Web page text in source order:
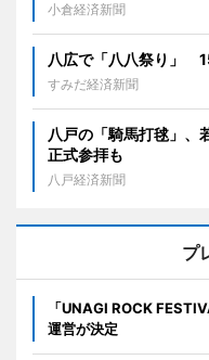
小倉経済新聞
八広で「八八祭り」
すみだ経済新聞
八戸の「騎馬打毬」
正式参拝も
八戸経済新聞
プ
「UNAGI ROCK
運営が決定